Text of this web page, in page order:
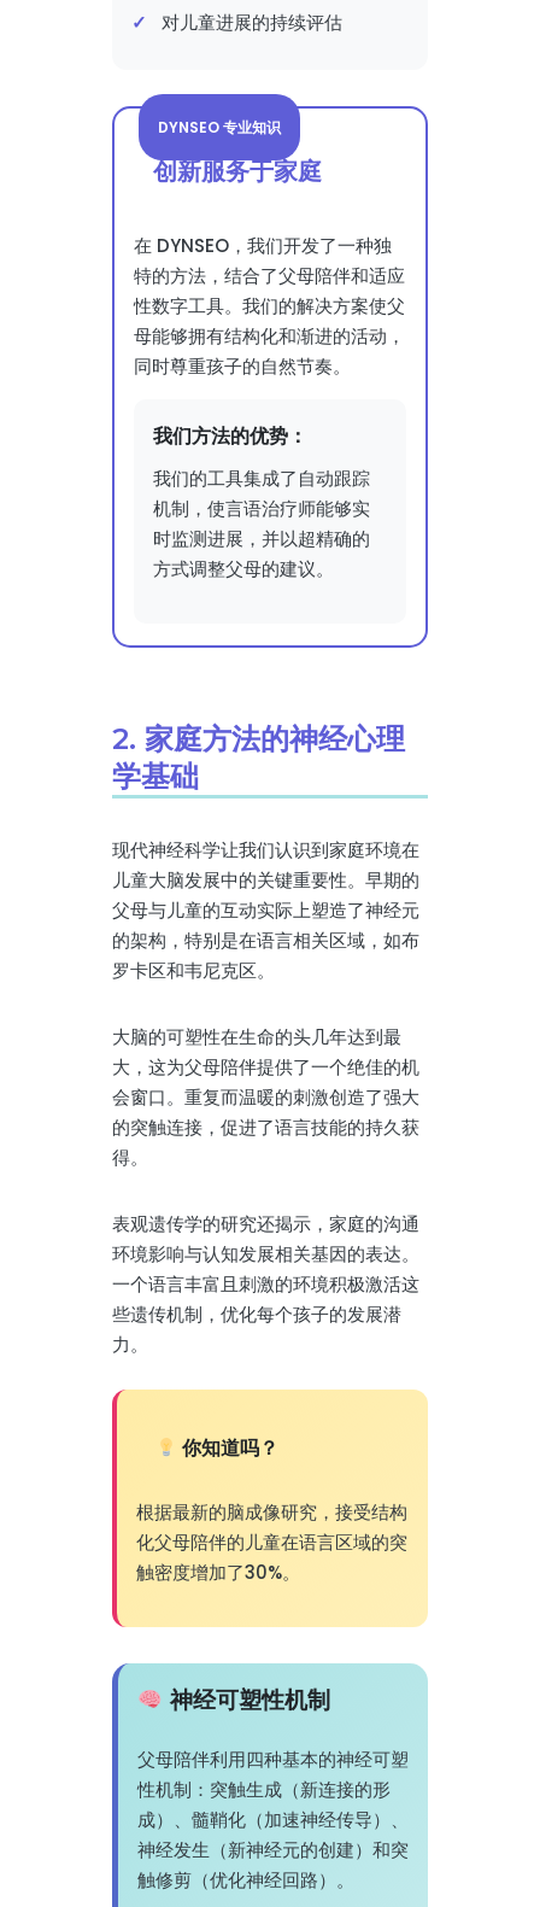
对儿童进展的持续评估
DYNSEO 专业知识
创新服务于家庭
在 DYNSEO，我们开发了一种独
特的方法，结合了父母陪伴和适应
性数字工具。我们的解决方案使父
母能够拥有结构化和渐进的活动，
同时尊重孩子的自然节奏。
我们方法的优势：
我们的工具集成了自动跟踪
机制，使言语治疗师能够实
时监测进展，并以超精确的
方式调整父母的建议。
2. 家庭方法的神经心理
学基础
现代神经科学让我们认识到家庭环境在
儿童大脑发展中的关键重要性。早期的
父母与儿童的互动实际上塑造了神经元
的架构，特别是在语言相关区域，如布
罗卡区和韦尼克区。
大脑的可塑性在生命的头几年达到最
大，这为父母陪伴提供了一个绝佳的机
会窗口。重复而温暖的刺激创造了强大
的突触连接，促进了语言技能的持久获
得。
表观遗传学的研究还揭示，家庭的沟通
环境影响与认知发展相关基因的表达。
一个语言丰富且刺激的环境积极激活这
些遗传机制，优化每个孩子的发展潜
力。
你知道吗？
根据最新的脑成像研究，接受结构
化父母陪伴的儿童在语言区域的突
触密度增加了30%。
神经可塑性机制
父母陪伴利用四种基本的神经可塑
性机制：突触生成（新连接的形
成）、髓鞘化（加速神经传导）、
神经发生（新神经元的创建）和突
触修剪（优化神经回路）。